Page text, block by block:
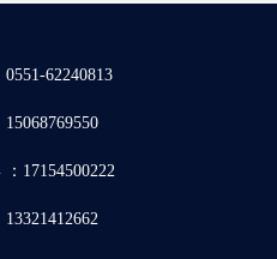
62240813
15068769550
17154500222